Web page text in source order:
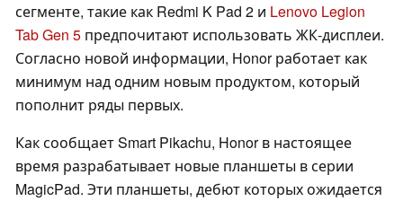
сегменте, такие как Redmi K Pad 2 и Lenovo Legion
Tab Gen 5 предпочитают использовать ЖК-дисплеи.
Согласно новой информации, Honor работает как
минимум над одним новым продуктом, который
пополнит ряды первых.
Как сообщает Smart Pikachu, Honor в настоящее
время разрабатывает новые планшеты в серии
MagicPad. Эти планшеты, дебют которых ожидается